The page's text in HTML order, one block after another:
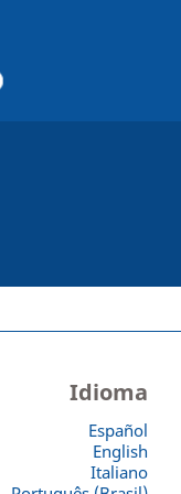
Idioma
Español
English
Italiano